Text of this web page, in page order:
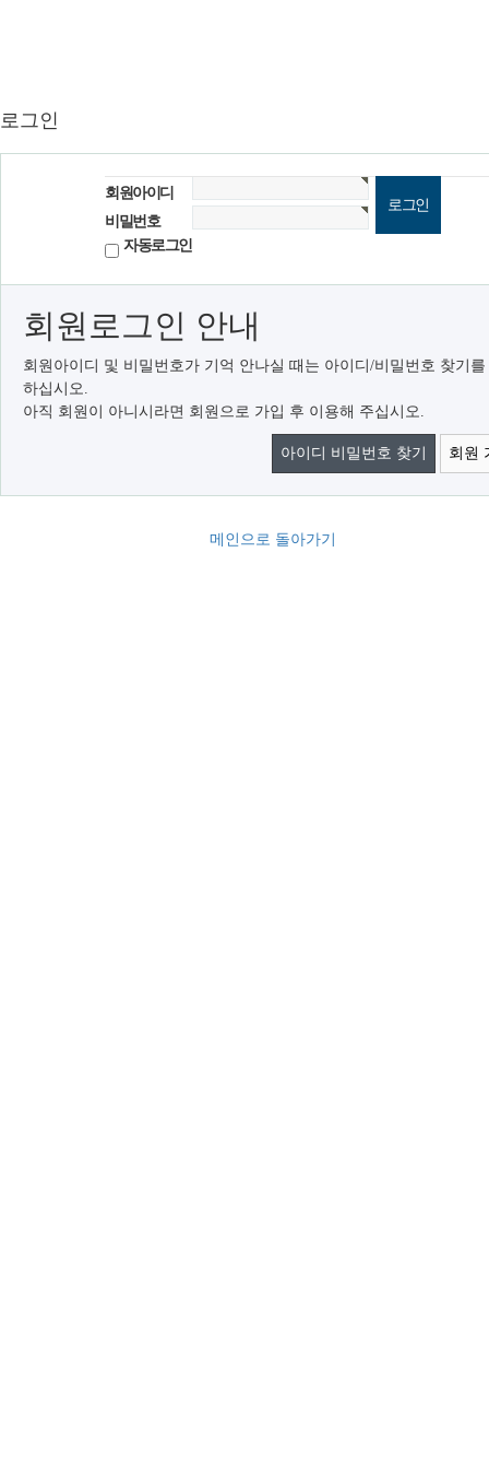
로그인
회원아이디
비밀번호
자동로그인
회원로그인 안내
회원아이디 및 비밀번호가 기억 안나실 때는 아이디/비밀번호 찾기를
하십시오.
아직 회원이 아니시라면 회원으로 가입 후 이용해 주십시오.
아이디 비밀번호 찾기 회원
메인으로 돌아가기